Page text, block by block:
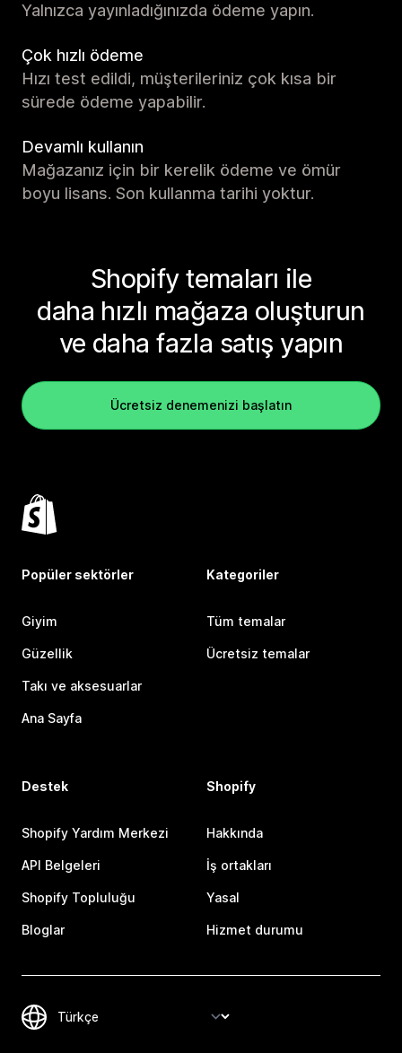
Yalnızca yayınladığınızda ödeme yapın.
Çok hızlı ödeme
Hızı test edildi, müşterileriniz çok kısa bir
sürede ödeme yapabilir.
Devamlı kullanın
Mağazanız için bir kerelik ödeme ve ömür
boyu lisans. Son kullanma tarihi yoktur.
Shopify temaları ile
daha hızlı mağaza oluşturun
ve daha fazla satış yapın
Ücretsiz denemenizi başlatın
Popüler sektörler
Giyim
Güzellik
Takı ve aksesuarlar
Ana Sayfa
Kategoriler
Tüm temalar
Ücretsiz temalar
Destek
Shopify Yardım Merkezi
API Belgeleri
Shopify Topluluğu
Bloglar
Shopify
Hakkında
İş ortakları
Yasal
Hizmet durumu